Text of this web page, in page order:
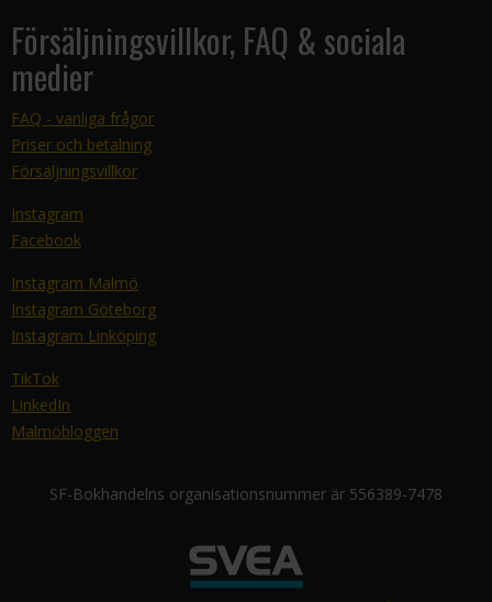
Försäljningsvillkor, FAQ & sociala
medier
FAQ - vanliga frågor
Priser och betalning
Försäljningsvillkor
Instagram
Facebook
Instagram Malmö
Instagram Göteborg
Instagram Linköping
TikTok
LinkedIn
Malmöbloggen
SF-Bokhandelns organisationsnummer är 556389-7478